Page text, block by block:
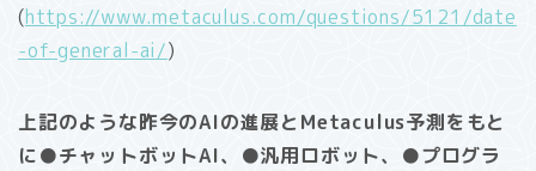
(https://www.metaculus.com/questions/5121/date
-of-general-ai/)
上記のような昨今のAIの進展とMetaculus予測をもと
に●チャットボットAI、●汎用ロボット、●プログラ